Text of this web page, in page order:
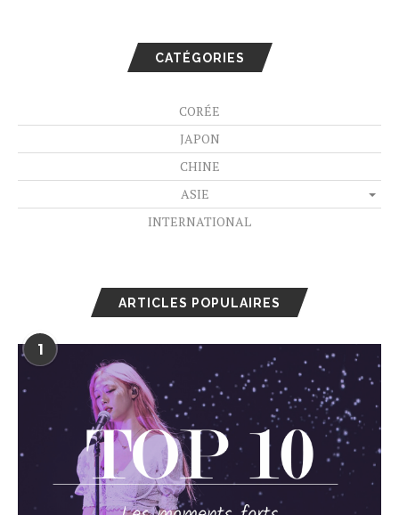
CATÉGORIES
CORÉE
JAPON
CHINE
ASIE
INTERNATIONAL
ARTICLES POPULAIRES
1